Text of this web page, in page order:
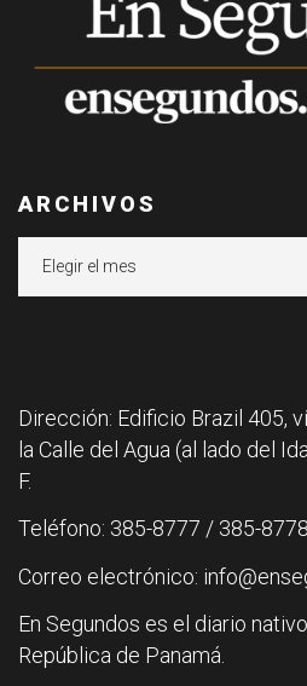
ARCHIVOS
Dirección: Edificio Brazil 405,
la Calle del Agua (al lado del
F.
Teléfono: 385-8777 / 385-8778
Correo electrónico:
En Segundos es el diario
República de Panamá.